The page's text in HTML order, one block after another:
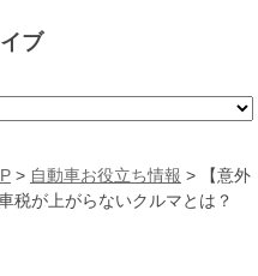
ブ
> 自動車お役立ち情報 >
【意外
税が上がらないクルマとは？